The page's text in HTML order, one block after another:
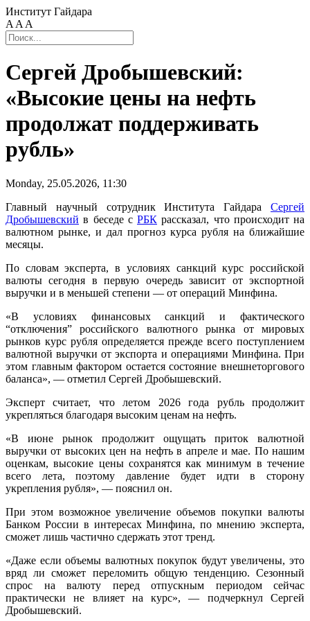
Институт Гайдара
A A A
Сергей Дробышевский:
«Высокие цены на нефть
продолжат поддерживать
рубль»
Monday, 25.05.2026, 11:30
Главный научный сотрудник Института Гайдара Сергей
Дробышевский в беседе с РБК рассказал, что происходит на
валютном рынке, и дал прогноз курса рубля на ближайшие
месяцы.
По словам эксперта, в условиях санкций курс российской
валюты сегодня в первую очередь зависит от экспортной
выручки и в меньшей степени — от операций Минфина.
«В условиях финансовых санкций и фактического
“отключения” российского валютного рынка от мировых
рынков курс рубля определяется прежде всего поступлением
валютной выручки от экспорта и операциями Минфина. При
этом главным фактором остается состояние внешнеторгового
баланса», — отметил Сергей Дробышевский.
Эксперт считает, что летом 2026 года рубль продолжит
укрепляться благодаря высоким ценам на нефть.
«В июне рынок продолжит ощущать приток валютной
выручки от высоких цен на нефть в апреле и мае. По нашим
оценкам, высокие цены сохранятся как минимум в течение
всего лета, поэтому давление будет идти в сторону
укрепления рубля», — пояснил он.
При этом возможное увеличение объемов покупки валюты
Банком России в интересах Минфина, по мнению эксперта,
сможет лишь частично сдержать этот тренд.
«Даже если объемы валютных покупок будут увеличены, это
вряд ли сможет переломить общую тенденцию. Сезонный
спрос на валюту перед отпускным периодом сейчас
практически не влияет на курс», — подчеркнул Сергей
Дробышевский.